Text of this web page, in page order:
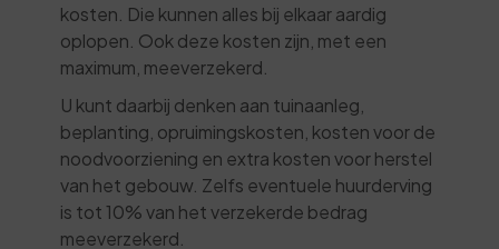
kosten. Die kunnen alles bij elkaar aardig
oplopen. Ook deze kosten zijn, met een
maximum, meeverzekerd.
U kunt daarbij denken aan tuinaanleg,
beplanting, opruimingskosten, kosten voor de
noodvoorziening en extra kosten voor herstel
van het gebouw. Zelfs eventuele huurderving
is tot 10% van het verzekerde bedrag
meeverzekerd.